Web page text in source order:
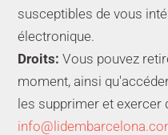
susceptibles de vous
électronique.
Droits: Vous pouvez
moment, ainsi
les supprimer et